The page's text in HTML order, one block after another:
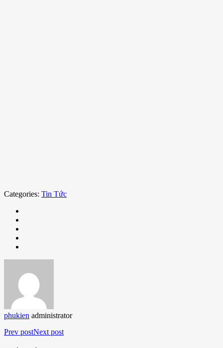
Categories: Tin Tức
phukien administrator
Prev postNext post